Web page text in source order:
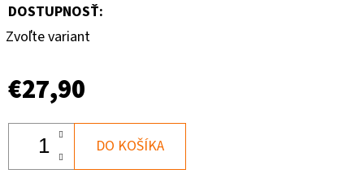
DOSTUPNOSŤ:
Zvoľte variant
€27,90
DO KOŠÍKA